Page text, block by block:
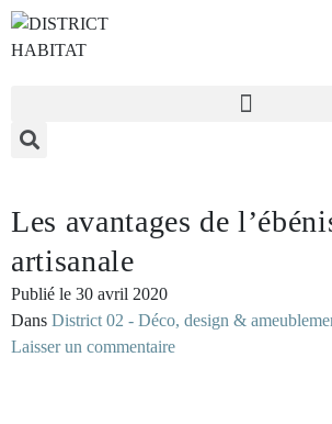
Les avantages de
artisanale
Publié le 30 avril 2020
Dans District 02 - Déco, design &
Laisser un commentaire